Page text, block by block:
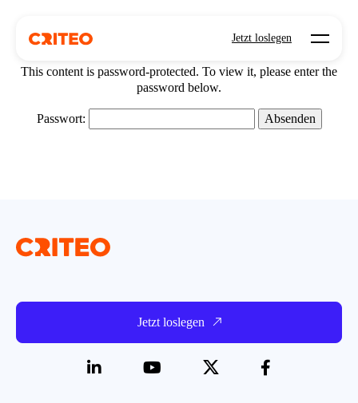
Jetzt loslegen Open
This content is password-protected. To view it, please enter the
password below.
Passwort:
Jetzt loslegen